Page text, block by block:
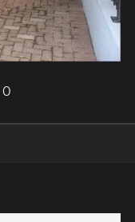
0